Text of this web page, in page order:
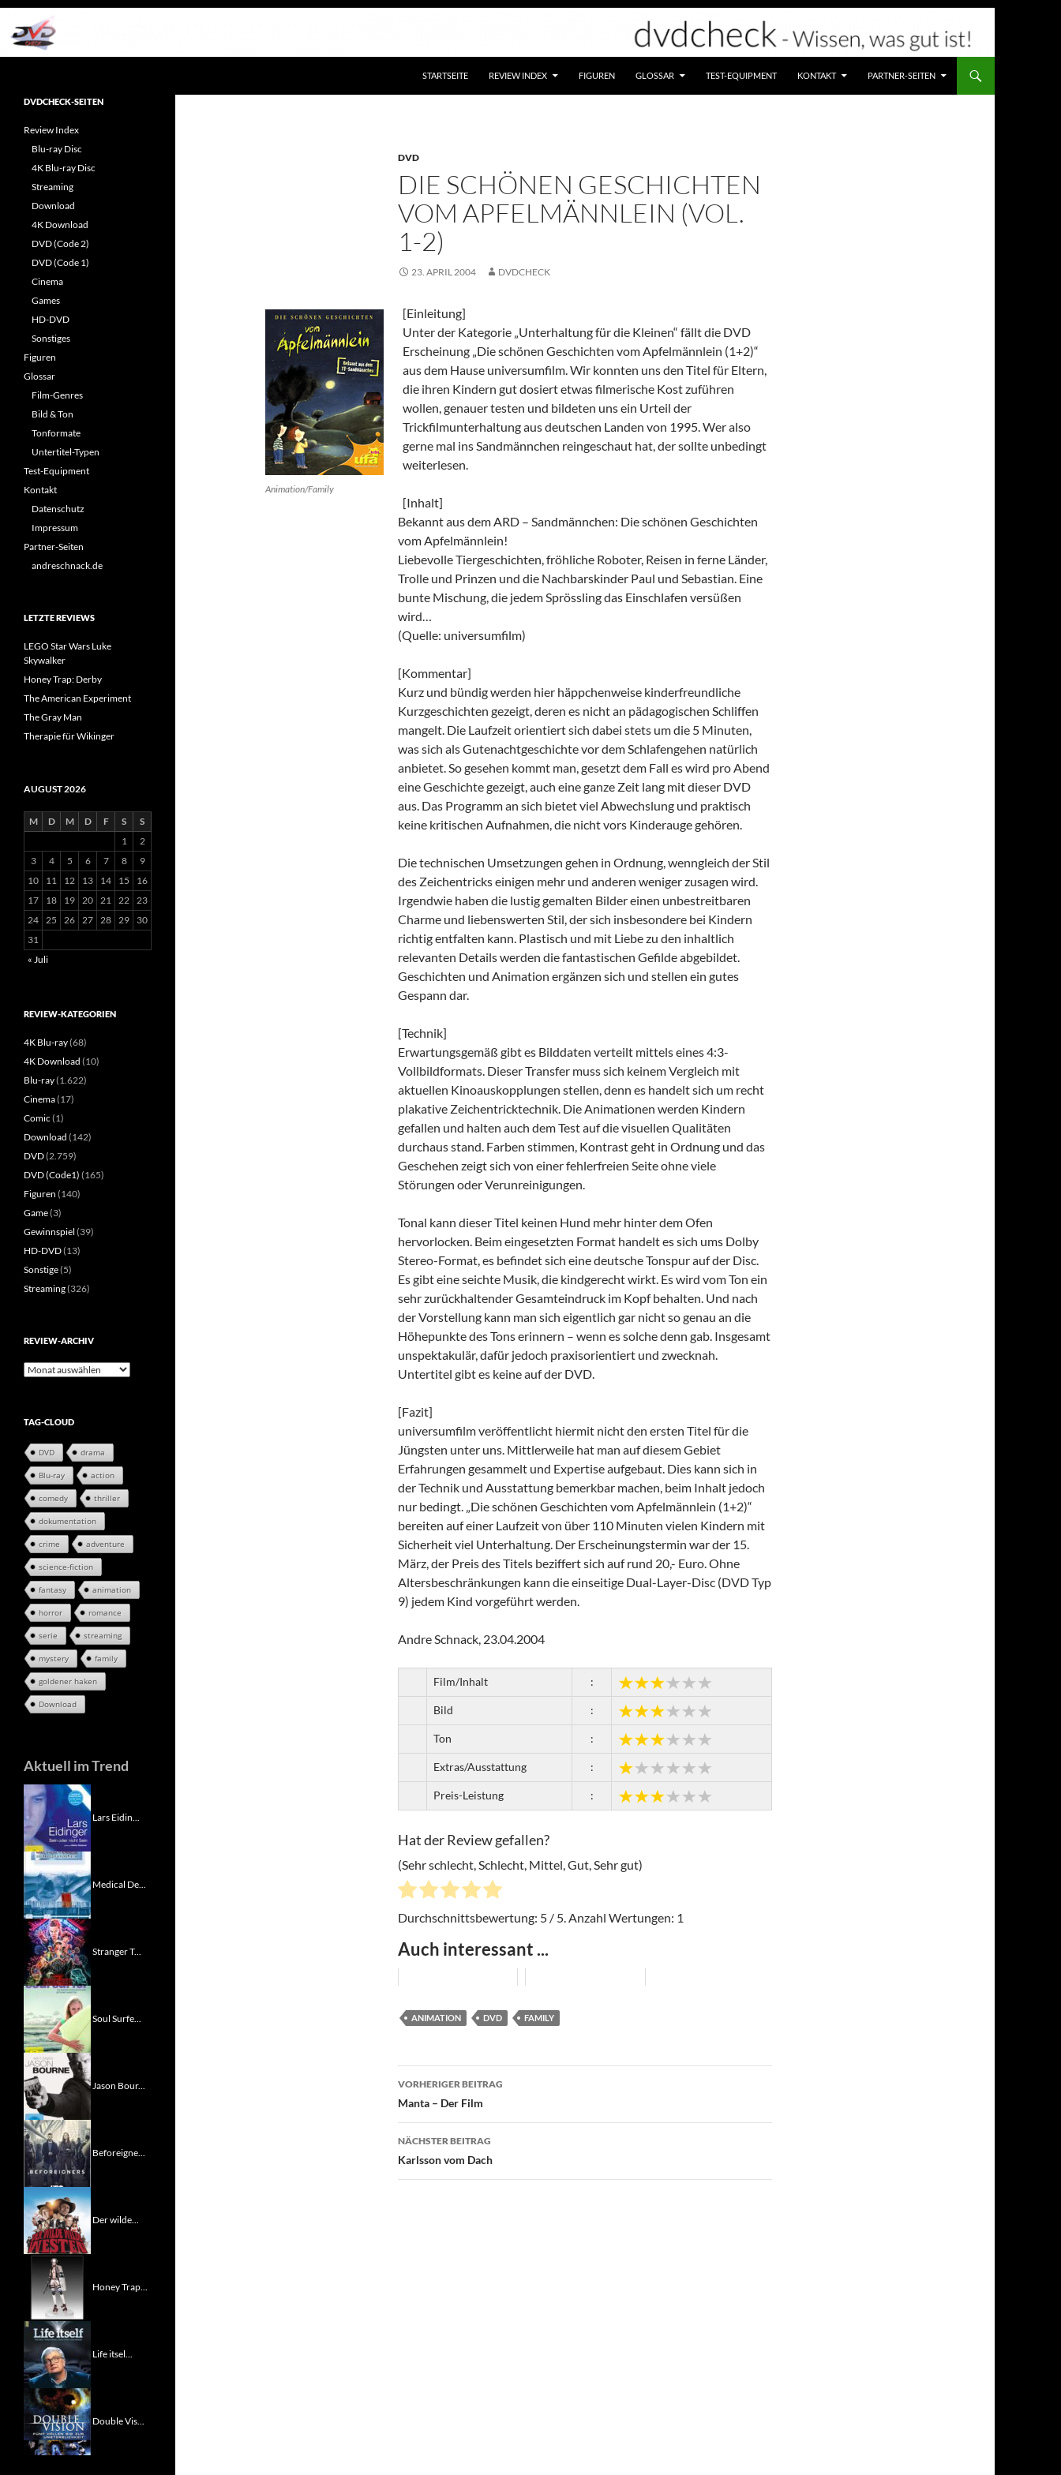
Zum
Inhalt
springen
STARTSEITE REVIEW INDEX FIGUREN GLOSSAR TEST-EQUIPMENT KONTAKT PARTNER-SEITEN
DVD
DIE SCHÖNEN GESCHICHTEN
VOM APFELMÄNNLEIN (VOL.
1-2)
23. APRIL 2004 DVDCHECK
Animation/Family
[Einleitung]
Unter der Kategorie „Unterhaltung für die Kleinen“ fällt die DVD
Erscheinung „Die schönen Geschichten vom Apfelmännlein (1+2)“
aus dem Hause universumfilm. Wir konnten uns den Titel für Eltern,
die ihren Kindern gut dosiert etwas filmerische Kost zuführen
wollen, genauer testen und bildeten uns ein Urteil der
Trickfilmunterhaltung aus deutschen Landen von 1995. Wer also
gerne mal ins Sandmännchen reingeschaut hat, der sollte unbedingt
weiterlesen.
[Inhalt]
Bekannt aus dem ARD – Sandmännchen: Die schönen Geschichten
vom Apfelmännlein!
Liebevolle Tiergeschichten, fröhliche Roboter, Reisen in ferne Länder,
Trolle und Prinzen und die Nachbarskinder Paul und Sebastian. Eine
bunte Mischung, die jedem Sprössling das Einschlafen versüßen
wird…
(Quelle: universumfilm)
[Kommentar]
Kurz und bündig werden hier häppchenweise kinderfreundliche
Kurzgeschichten gezeigt, deren es nicht an pädagogischen Schliffen
mangelt. Die Laufzeit orientiert sich dabei stets um die 5 Minuten,
was sich als Gutenachtgeschichte vor dem Schlafengehen natürlich
anbietet. So gesehen kommt man, gesetzt dem Fall es wird pro Abend
eine Geschichte gezeigt, auch eine ganze Zeit lang mit dieser DVD
aus. Das Programm an sich bietet viel Abwechslung und praktisch
keine kritischen Aufnahmen, die nicht vors Kinderauge gehören.
Die technischen Umsetzungen gehen in Ordnung, wenngleich der Stil
des Zeichentricks einigen mehr und anderen weniger zusagen wird.
Irgendwie haben die lustig gemalten Bilder einen unbestreitbaren
Charme und liebenswerten Stil, der sich insbesondere bei Kindern
richtig entfalten kann. Plastisch und mit Liebe zu den inhaltlich
relevanten Details werden die fantastischen Gefilde abgebildet.
Geschichten und Animation ergänzen sich und stellen ein gutes
Gespann dar.
[Technik]
Erwartungsgemäß gibt es Bilddaten verteilt mittels eines 4:3-
Vollbildformats. Dieser Transfer muss sich keinem Vergleich mit
aktuellen Kinoauskopplungen stellen, denn es handelt sich um recht
plakative Zeichentricktechnik. Die Animationen werden Kindern
gefallen und halten auch dem Test auf die visuellen Qualitäten
durchaus stand. Farben stimmen, Kontrast geht in Ordnung und das
Geschehen zeigt sich von einer fehlerfreien Seite ohne viele
Störungen oder Verunreinigungen.
Tonal kann dieser Titel keinen Hund mehr hinter dem Ofen
hervorlocken. Beim eingesetzten Format handelt es sich ums Dolby
Stereo-Format, es befindet sich eine deutsche Tonspur auf der Disc.
Es gibt eine seichte Musik, die kindgerecht wirkt. Es wird vom Ton ein
sehr zurückhaltender Gesamteindruck im Kopf behalten. Und nach
der Vorstellung kann man sich eigentlich gar nicht so genau an die
Höhepunkte des Tons erinnern – wenn es solche denn gab. Insgesamt
unspektakulär, dafür jedoch praxisorientiert und zwecknah.
Untertitel gibt es keine auf der DVD.
[Fazit]
universumfilm veröffentlicht hiermit nicht den ersten Titel für die
Jüngsten unter uns. Mittlerweile hat man auf diesem Gebiet
Erfahrungen gesammelt und Expertise aufgebaut. Dies kann sich in
der Technik und Ausstattung bemerkbar machen, beim Inhalt jedoch
nur bedingt. „Die schönen Geschichten vom Apfelmännlein (1+2)“
bereiten auf einer Laufzeit von über 110 Minuten vielen Kindern mit
Sicherheit viel Unterhaltung. Der Erscheinungstermin war der 15.
März, der Preis des Titels beziffert sich auf rund 20,- Euro. Ohne
Altersbeschränkungen kann die einseitige Dual-Layer-Disc (DVD Typ
9) jedem Kind vorgeführt werden.
Andre Schnack, 23.04.2004
Film/Inhalt :
Bild :
Ton :
Extras/Ausstattung :
Preis-Leistung :
Hat der Review gefallen?
(Sehr schlecht, Schlecht, Mittel, Gut, Sehr gut)
Durchschnittsbewertung: 5 / 5. Anzahl Wertungen: 1
Auch interessant ...
ANIMATION DVD FAMILY
Beitragsnavigation
VORHERIGER BEITRAG
Manta – Der Film
NÄCHSTER BEITRAG
Karlsson vom Dach
Reviews rund ums Heimkino &
DVDCHECK-SEITEN
Review Index
Blu-ray Disc
4K Blu-ray Disc
Streaming
Download
4K Download
DVD (Code 2)
DVD (Code 1)
Cinema
Games
HD-DVD
Sonstiges
Figuren
Glossar
Film-Genres
Bild & Ton
Tonformate
Untertitel-Typen
Test-Equipment
Kontakt
Datenschutz
Impressum
Partner-Seiten
andreschnack.de
LETZTE REVIEWS
LEGO Star Wars Luke
Skywalker
Honey Trap: Derby
The American Experiment
The Gray Man
Therapie für Wikinger
AUGUST 2026
M D M D F S
S
1
2
3
4 5 6 7 8
9
10
11 12 13 14 15
16
17
18 19 20 21 22 23
24 25 26 27 28 29
30
31
« Juli
REVIEW-KATEGORIEN
4K Blu-ray(68)
4K Download (10)
Blu-ray(1.622)
Cinema(17)
Comic (1)
Download (142)
DVD(2.759)
DVD (Code1) (165)
Figuren (140)
Game(3)
Gewinnspiel (39)
HD-DVD(13)
Sonstige(5)
Streaming(326)
REVIEW-ARCHIV
Review-
TAG-CLOUD
DVD drama
Blu-ray action
comedy thriller
dokumentation
crime adventure
science-fiction
fantasy animation
horror romance
serie streaming
mystery family
goldener haken
Download
Aktuell im Trend
Lars Eidin...
Medical De...
Stranger T...
Soul Surfe...
Jason Bour...
Beforeigne...
Der wilde...
Honey Trap...
Life itsel...
Double Vis...